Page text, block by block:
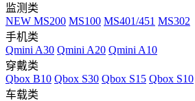
监测类
NEW MS200 MS100 MS401/451 MS302
手机类
Qmini A30 Qmini A20 Qmini A10
穿戴类
Qbox B10 Qbox S30 Qbox S15 Qbox S10
车载类